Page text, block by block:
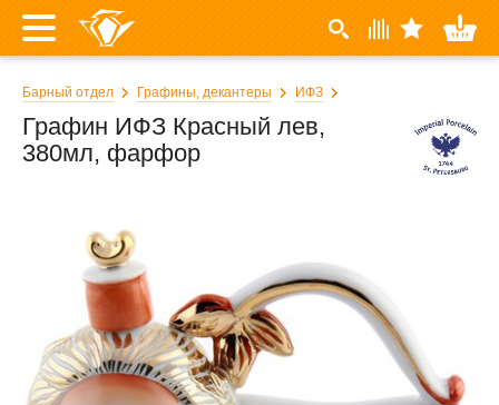
Барный отдел Графины, декантеры ИФЗ
Графин ИФЗ Красный лев,
380мл, фарфор